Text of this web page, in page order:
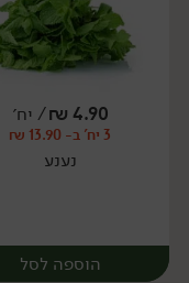
יח׳
4.90
₪/ יח׳
3 יח' ב- 13.90 ₪
נענע
הוספה לסל